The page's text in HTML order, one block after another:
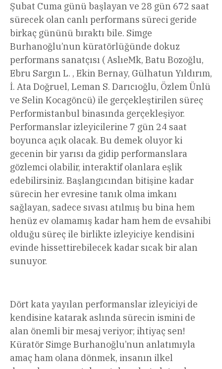
Şubat Cuma günü başlayan ve 28 gün 672 saat
sürecek olan canlı performans süreci geride
birkaç gününü bıraktı bile. Simge
Burhanoğlu’nun küratörlüğünde dokuz
performans sanatçısı ( AslıeMk, Batu Bozoğlu,
Ebru Sargın L. , Ekin Bernay, Gülhatun Yıldırım,
İ. Ata Doğruel, Leman S. Darıcıoğlu, Özlem Ünlü
ve Selin Kocagöncü) ile gerçekleştirilen süreç
Performistanbul binasında gerçekleşiyor.
Performanslar izleyicilerine 7 gün 24 saat
boyunca açık olacak. Bu demek oluyor ki
gecenin bir yarısı da gidip performanslara
gözlemci olabilir, interaktif olanlara eşlik
edebilirsiniz. Başlangıcından bitişine kadar
sürecin her evresine tanık olma imkanı
sağlayan, sadece sıvası atılmış bu bina hem
henüz ev olamamış kadar ham hem de evsahibi
olduğu süreç ile birlikte izleyiciye kendisini
evinde hissettirebilecek kadar sıcak bir alan
sunuyor.
Dört kata yayılan performanslar izleyiciyi de
kendisine katarak aslında sürecin ismini de
alan önemli bir mesaj veriyor; ihtiyaç sen!
Küratör Simge Burhanoğlu’nun anlatımıyla
amaç ham olana dönmek, insanın ilkel